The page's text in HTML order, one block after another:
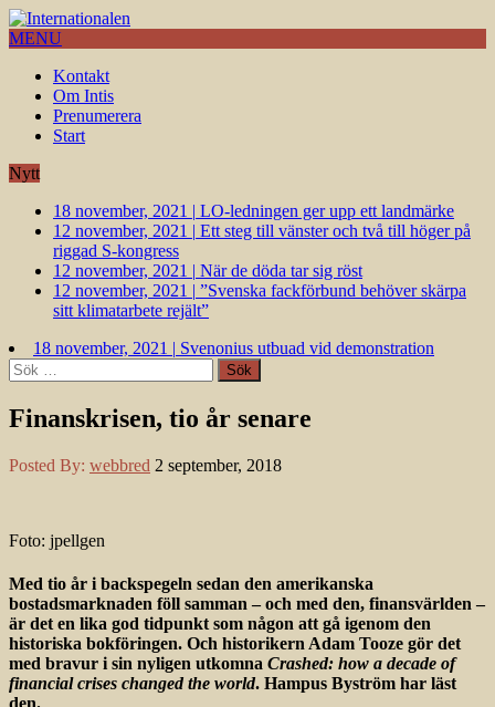
MENU
Kontakt
Om Intis
Prenumerera
Start
Nytt
18 november, 2021 | LO-ledningen ger upp ett landmärke
12 november, 2021 | Ett steg till vänster och två till höger på
riggad S-kongress
12 november, 2021 | När de döda tar sig röst
12 november, 2021 | ”Svenska fackförbund behöver skärpa
sitt klimatarbete rejält”
18 november, 2021 | Svenonius utbuad vid demonstration
Sök
efter:
Finanskrisen, tio år senare
Posted By: webbred 2 september, 2018
Foto: jpellgen
Med tio år i backspegeln sedan den amerikanska
bostadsmarknaden föll samman – och med den, finansvärlden –
är det en lika god tidpunkt som någon att gå igenom den
historiska bokföringen. Och historikern Adam Tooze gör det
med bravur i sin nyligen utkomna Crashed: how a decade of
financial crises changed the world. Hampus Byström har läst
den.